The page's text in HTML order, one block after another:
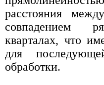
расстояния
совпадением
кварталах, что
для
обработки.